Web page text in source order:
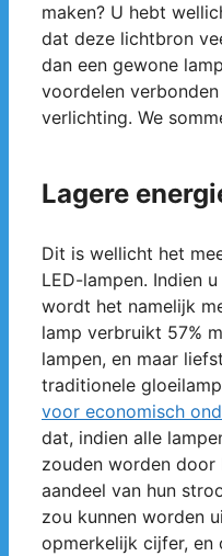
maken? U hebt
dat deze lichtbron
dan een gewone
voordelen
verlichting. We
Lagere
Dit is wellicht het
LED-lampen. Indien
wordt het namelijk
lamp verbruikt 57%
lampen, en maar
traditionele
voor economisch
dat, indien alle
zouden worden door
aandeel van hun
zou kunnen worden
opmerkelijk cijfer, en